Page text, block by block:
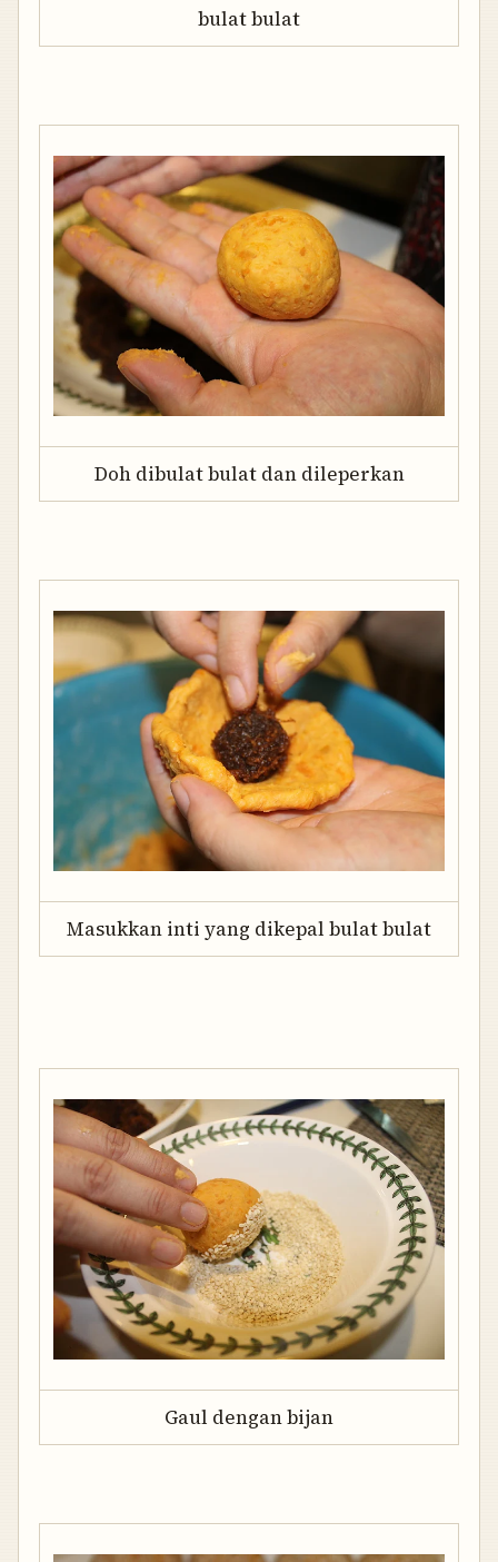
bulat bulat
Doh dibulat bulat dan dileperkan
Masukkan inti yang dikepal bulat bulat
Gaul dengan bijan